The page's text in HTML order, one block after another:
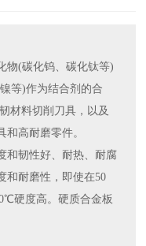
物(碳化钨、碳化钛等)
等)作为结合剂的合
材料切削刀具，以及
具和高耐磨零件。
和韧性好、耐热、耐腐
和耐磨性，即使在50
硬度高。硬质合金板